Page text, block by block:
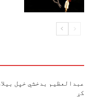
عبدالعظیم بدخشي خپل
کړ